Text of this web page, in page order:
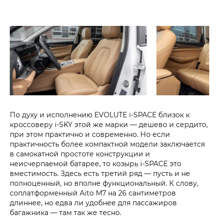
По духу и исполнению EVOLUTE i‑SPACE близок к
кроссоверу i‑SKY этой же марки — дешево и сердито,
при этом практично и современно. Но если
практичность более компактной модели заключается
в самокатной простоте конструкции и
неисчерпаемой батарее, то козырь i‑SPACE это
вместимость. Здесь есть третий ряд — пусть и не
полноценный, но вполне функциональный. К слову,
соплатформенный Aito M7 на 26 сантиметров
длиннее, но едва ли удобнее для пассажиров
багажника — там так же тесно.